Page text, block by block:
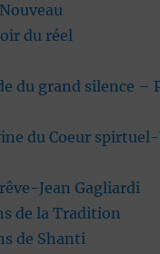
du réel
du grand silence –
du Coeur
Jean Gagliardi
de la Tradition
de Shanti